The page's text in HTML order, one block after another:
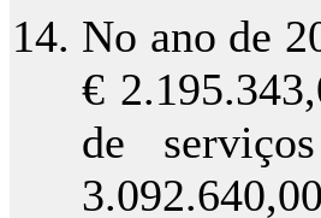
No ano de
€
de